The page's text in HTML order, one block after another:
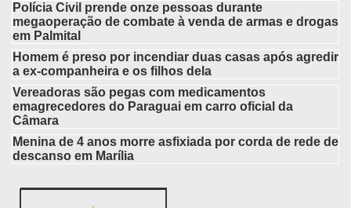
Polícia Civil prende onze pessoas durante
megaoperação de combate à venda de armas e drogas
em Palmital
Homem é preso por incendiar duas casas após agredir
a ex-companheira e os filhos dela
Vereadoras são pegas com medicamentos
emagrecedores do Paraguai em carro oficial da
Câmara
Menina de 4 anos morre asfixiada por corda de rede de
descanso em Marília